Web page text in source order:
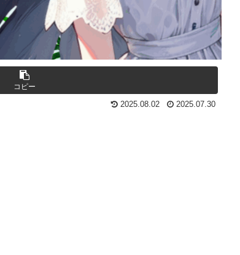
コピー
2025.08.02 2025.07.30